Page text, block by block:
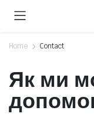
Home Contact
Як ми